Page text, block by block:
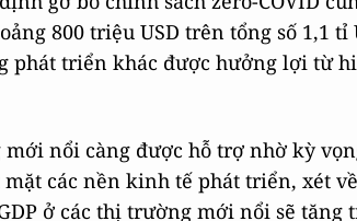
800 triệu USD trên tổng số 1,1 tỉ
phát triển khác được hưởng lợi từ
nổi càng được hỗ trợ nhờ kỳ
các nền kinh tế phát triển, xét
ở các thị trường mới nổi sẽ